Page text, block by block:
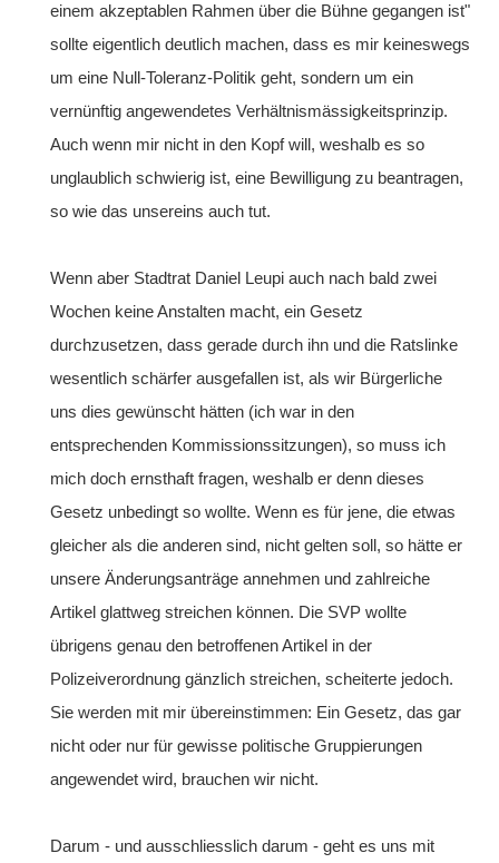
einem akzeptablen Rahmen über die Bühne gegangen ist"
sollte eigentlich deutlich machen, dass es mir keineswegs
um eine Null-Toleranz-Politik geht, sondern um ein
vernünftig angewendetes Verhältnismässigkeitsprinzip.
Auch wenn mir nicht in den Kopf will, weshalb es so
unglaublich schwierig ist, eine Bewilligung zu beantragen,
so wie das unsereins auch tut.
Wenn aber Stadtrat Daniel Leupi auch nach bald zwei
Wochen keine Anstalten macht, ein Gesetz
durchzusetzen, dass gerade durch ihn und die Ratslinke
wesentlich schärfer ausgefallen ist, als wir Bürgerliche
uns dies gewünscht hätten (ich war in den
entsprechenden Kommissionssitzungen), so muss ich
mich doch ernsthaft fragen, weshalb er denn dieses
Gesetz unbedingt so wollte. Wenn es für jene, die etwas
gleicher als die anderen sind, nicht gelten soll, so hätte er
unsere Änderungsanträge annehmen und zahlreiche
Artikel glattweg streichen können. Die SVP wollte
übrigens genau den betroffenen Artikel in der
Polizeiverordnung gänzlich streichen, scheiterte jedoch.
Sie werden mit mir übereinstimmen: Ein Gesetz, das gar
nicht oder nur für gewisse politische Gruppierungen
angewendet wird, brauchen wir nicht.
Darum - und ausschliesslich darum - geht es uns mit